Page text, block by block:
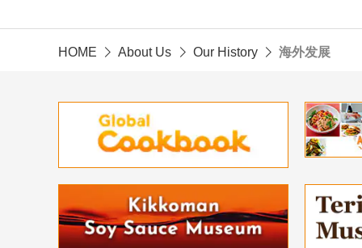
HOME About Us Our History 海外发展